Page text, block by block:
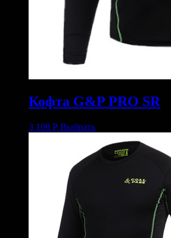
Кофта G&P PRO SR
3 100 Р Выбрать